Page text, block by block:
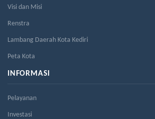
Visi dan Misi
Renstra
Lambang Daerah Kota Kediri
Peta Kota
INFORMASI
Pelayanan
Investasi